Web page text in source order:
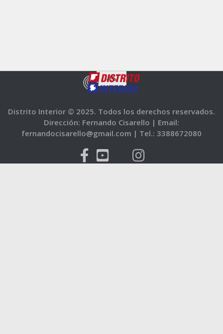
Distrito Interior © 2025. Todos los derechos reservados.
Dirección: Fernando Cisarello | Email:
fernandocisarello@gmail.com | Tel.: 3388672080